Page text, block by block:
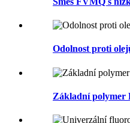
Odolnost proti
Základní polymer